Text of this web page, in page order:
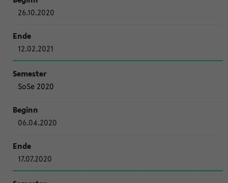
26.10.2020
12.02.2021
SoSe 2020
06.04.2020
17.07.2020